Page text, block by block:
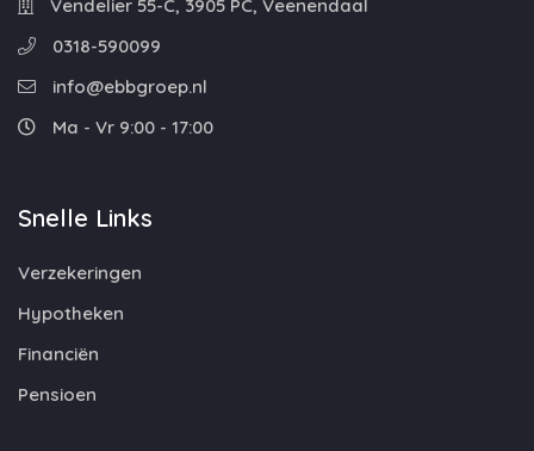
Vendelier 55-C, 3905 PC, Veenendaal
0318-590099
info@ebbgroep.nl
Ma - Vr 9:00 - 17:00
Snelle Links
Verzekeringen
Hypotheken
Financiën
Pensioen